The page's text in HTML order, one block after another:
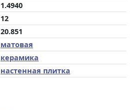
1.4940
12
20.851
матовая
керамика
настенная плитка